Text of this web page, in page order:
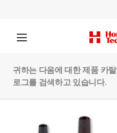
귀하는 다음에 대한 제품 카탈
로그를 검색하고 있습니다.